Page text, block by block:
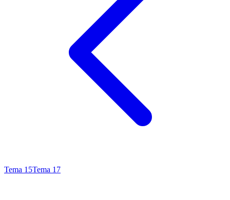
Tema 15Tema 17